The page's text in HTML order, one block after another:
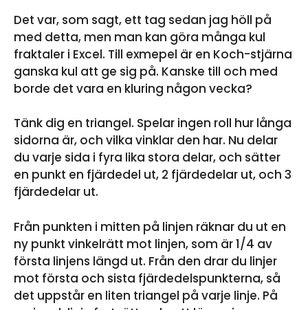
Det var, som sagt, ett tag sedan jag höll på
med detta, men man kan göra många kul
fraktaler i Excel. Till exmepel är en Koch-stjärna
ganska kul att ge sig på. Kanske till och med
borde det vara en kluring någon vecka?
Tänk dig en triangel. Spelar ingen roll hur långa
sidorna är, och vilka vinklar den har. Nu delar
du varje sida i fyra lika stora delar, och sätter
en punkt en fjärdedel ut, 2 fjärdedelar ut, och 3
fjärdedelar ut.
Från punkten i mitten på linjen räknar du ut en
ny punkt vinkelrätt mot linjen, som är 1/4 av
första linjens längd ut. Från den drar du linjer
mot första och sista fjärdedelspunkterna, så
det uppstår en liten triangel på varje linje. På